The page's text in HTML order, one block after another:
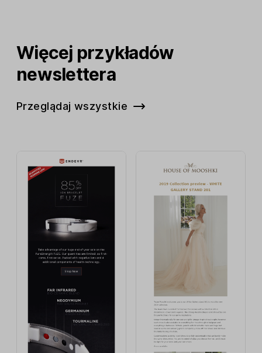
Więcej przykładów
newslettera
Przeglądaj wszystkie